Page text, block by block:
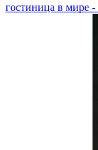
гостиница в мире